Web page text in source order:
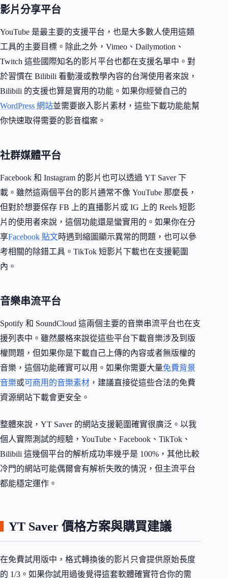
影片分享平台
YouTube 是最主要的支援平台，也是大多數人使用這類
工具的主要目標。除此之外，Vimeo、Dailymotion、
Twitch 這些國際知名的影片平台也都在支援名單中。對
於習慣在 Bilibili 看動漫或教學內容的台灣使用者來說，
Bilibili 的支援也算是實用的功能。如果你經營自己的
WordPress 網站並需要嵌入影片素材，這些下載功能能幫
你快速取得需要的影音檔案。
社群媒體平台
Facebook 和 Instagram 的影片也可以透過 YT Saver 下
載。雖然這兩個平台的影片通常不像 YouTube 那麼長，
但對於想要保存 FB 上的直播影片或 IG 上的 Reels 短影
片的使用者來說，這個功能還是蠻實用的。如果你在分
享Facebook 貼文時遇到縮圖顯示異常的問題，也可以參
考相關的除錯工具。TikTok 短影片下載也在支援範圍
內。
音樂串流平台
Spotify 和 SoundCloud 這兩個主要的音樂串流平台也在支
援列表中。雖然嚴格來說從這些平台下載音樂涉及到版
權問題，但如果你是下載自己上傳的內容或者無版權的
音樂，這個功能確實可以用。如果你需要大量免費背景
音樂或可商用的音樂素材 ，建議直接從這些合法的免費
資源網站下載會更安全。
整體來說，YT Saver 的網站支援範圍確實很廣泛。以我
個人實際測試的經驗，YouTube、Facebook、TikTok、
Bilibili 這幾個平台的解析成功率幾乎是 100%，其他比較
冷門的網站可能偶爾會有解析失敗的情況，但主流平台
都能穩定運作。
YT Saver 價格方案與購買建議
在免費試用版中，格式轉換後的影片只會提供原始長度
的 1/3。如果你試用過後覺得這套軟體確實符合你的需